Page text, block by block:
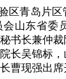
区青岛片
会山东省委
书长兼仲
长吴锦标
曹现强出席